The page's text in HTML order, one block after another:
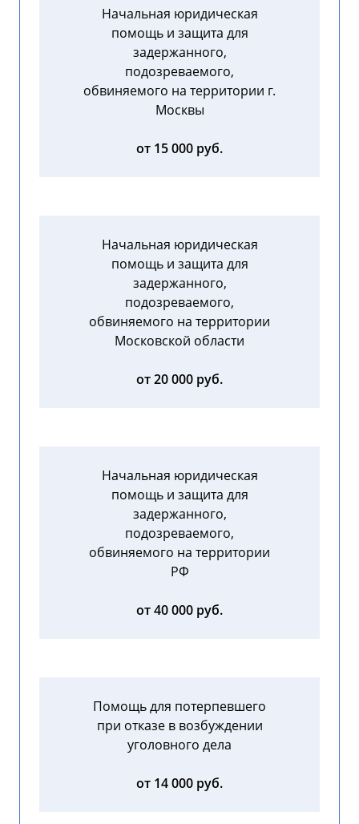
Начальная юридическая
помощь и защита для
задержанного,
подозреваемого,
обвиняемого на территории г.
Москвы
от 15 000 руб.
Начальная юридическая
помощь и защита для
задержанного,
подозреваемого,
обвиняемого на территории
Московской области
от 20 000 руб.
Начальная юридическая
помощь и защита для
задержанного,
подозреваемого,
обвиняемого на территории
РФ
от 40 000 руб.
Помощь для потерпевшего
при отказе в возбуждении
уголовного дела
от 14 000 руб.